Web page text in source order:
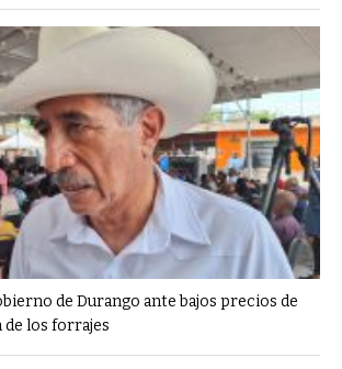
de Durango ante bajos precios de
los forrajes